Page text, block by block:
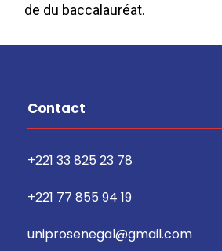
de du baccalauréat.
Contact
+221 33 825 23 78
+221 77 855 94 19
uniprosenegal@gmail.com